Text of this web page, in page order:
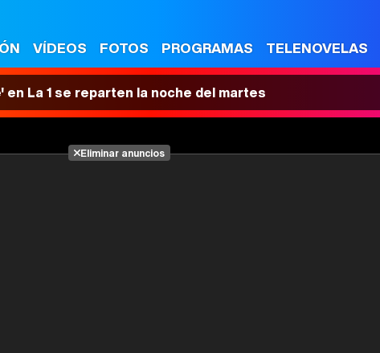
VÍDEOS FOTOS PROGRAMAS TELENOVELAS
La 1 se reparten la noche del martes
Eliminar anuncios